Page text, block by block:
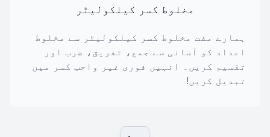
مخلوط کسر کیلکولیٹر
ہمارے مفت مخلوط کسر کیلکولیٹر سے مخلوط
اعداد کو آسانی سے جمع، تفریق، ضرب اور
تقسیم کریں۔ انہیں فوری غیر واجب کسر میں
تبدیل کریں!